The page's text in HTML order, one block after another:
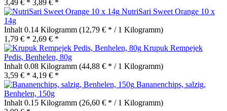
3,49 € * 3,89 € *
NutriSari Sweet Orange 10 x
14g
Inhalt 0.14 Kilogramm (12,79 € * / 1 Kilogramm)
1,79 € * 2,69 € *
Krupuk Rempejek
Pedis, Benhelen, 80g
Inhalt 0.08 Kilogramm (44,88 € * / 1 Kilogramm)
3,59 € * 4,19 € *
Bananenchips, salzig,
Benhelen, 150g
Inhalt 0.15 Kilogramm (26,60 € * / 1 Kilogramm)